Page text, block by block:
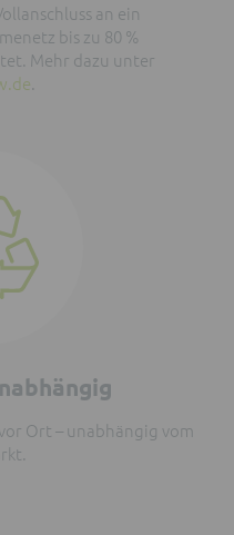
an ein
bis zu 80 %
Mehr dazu unter
.
Ort – unabhängig vom